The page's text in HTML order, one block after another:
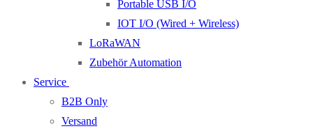
Portable USB I/O
IOT I/O (Wired + Wireless)
LoRaWAN
Zubehör Automation
Service
B2B Only
Versand